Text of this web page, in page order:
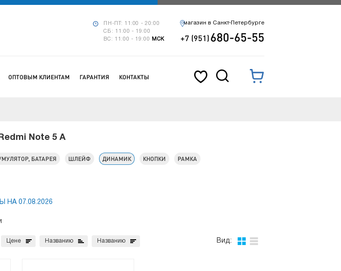
ПН-ПТ: 11:00 - 20:00
СБ: 11:00 - 19:00
ВС: 11:00 - 19:00
МСК
магазин в Санкт-Петербурге
+7 (951)680-65-55
ОПТОВЫМ КЛИЕНТАМ ГАРАНТИЯ КОНТАКТЫ
Note 5 A
БАТАРЕЯ ШЛЕЙФ ДИНАМИК КНОПКИ РАМКА
07.08.2026
Вид:
Цене Названию Названию